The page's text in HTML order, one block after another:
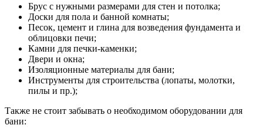
Брус с нужными размерами для стен и потолка;
Доски для пола и банной комнаты;
Песок, цемент и глина для возведения фундамента и
облицовки печи;
Камни для печки-каменки;
Двери и окна;
Изоляционные материалы для бани;
Инструменты для строительства (лопаты, молотки,
пилы и пр.);
Также не стоит забывать о необходимом оборудовании для
бани: